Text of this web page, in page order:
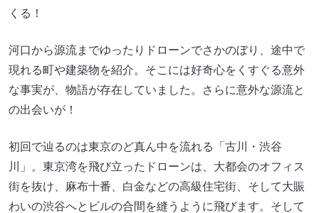
くる！
河口から源流までゆったりドローンでさかのぼり、途中で
現れる町や建築物を紹介。そこには好奇心をくすぐる意外
な事実が、物語が存在していました。さらに意外な源流と
の出会いが！
初回で辿るのは東京のど真ん中を流れる「古川・渋谷
川」。東京湾を飛び立ったドローンは、大都会のオフィス
街を抜け、麻布十番、白金などの高級住宅街、そして大賑
わいの渋谷へとビルの合間を縫うように飛びます。そして